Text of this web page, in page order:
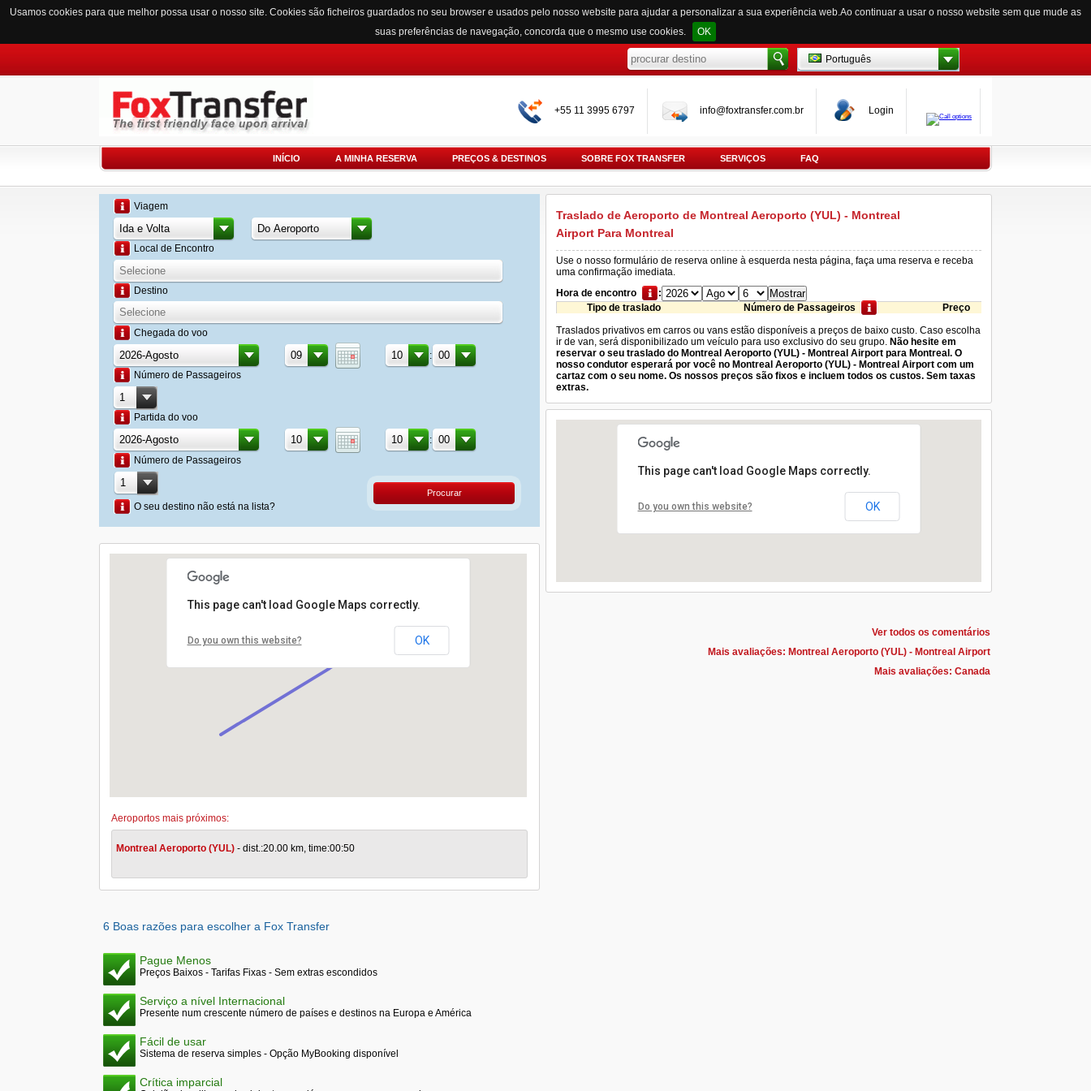
Usamos cookies para que melhor possa usar o nosso site. Cookies são ficheiros guardados no seu browser e usados pelo nosso website para ajudar a personalizar a sua experiência web.Ao continuar a usar o nosso website sem que mude as
suas preferências de navegação, concorda que o mesmo use cookies.
OK
Português
+55 11 3995 6797 info@foxtransfer.com.br Login
INÍCIO A MINHA RESERVA PREÇOS & DESTINOS SOBRE FOX TRANSFER SERVIÇOS FAQ
Viagem
Local de Encontro
Destino
Chegada do voo
:
Número de Passageiros
Partida do voo
:
Número de Passageiros
O seu destino não está na lista?
Procurar
This page can't load Google Maps correctly.
Do you own this website? OK
Aeroportos mais próximos:
Montreal Aeroporto (YUL) - dist.:20.00 km, time:00:50
6 Boas razões para escolher a Fox Transfer
Pague Menos
Preços Baixos - Tarifas Fixas - Sem extras escondidos
Serviço a nível Internacional
Presente num crescente número de países e destinos na Europa e América
Fácil de usar
Sistema de reserva simples - Opção MyBooking disponível
Crítica imparcial
Traslado de Aeroporto de Montreal Aeroporto (YUL) - Montreal
Airport Para Montreal
Use o nosso formulário de reserva online à esquerda nesta página, faça uma reserva e receba
uma confirmação imediata.
Hora de encontro
:
Tipo de traslado
Número de Passageiros
Preço
Traslados privativos em carros ou vans estão disponíveis a preços de baixo custo. Caso escolha
ir de van, será disponibilizado um veículo para uso exclusivo do seu grupo. Não hesite em
reservar o seu traslado do Montreal Aeroporto (YUL) - Montreal Airport para Montreal. O
nosso condutor esperará por você no Montreal Aeroporto (YUL) - Montreal Airport com um
cartaz com o seu nome. Os nossos preços são fixos e incluem todos os custos. Sem taxas
extras.
This page can't load Google Maps correctly.
Do you own this website? OK
Ver todos os comentários
Mais avaliações: Montreal Aeroporto (YUL) - Montreal Airport
Mais avaliações: Canada